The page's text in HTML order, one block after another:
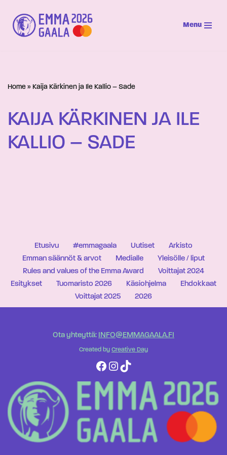
Siirry
suoraan
Menu
Home » Kaija Kärkinen ja Ile Kallio – Sade
KAIJA KÄRKINEN JA ILE
KALLIO – SADE
Etusivu #emmagaala Uutiset
Arkisto
Emman säännöt & arvot
Medialle
Yleisölle / liput
Rules and values of the Emma Award
Voittajat 2024
Esitykset
Tuomaristo 2026 Käsiohjelma
Ehdokkaat
Voittajat 2025
2026
Ota yhteyttä: INFO@EMMAGAALA.FI
Created by Creative Day